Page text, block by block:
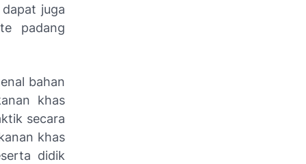
juga
padang
bahan
khas
secara
khas
didik